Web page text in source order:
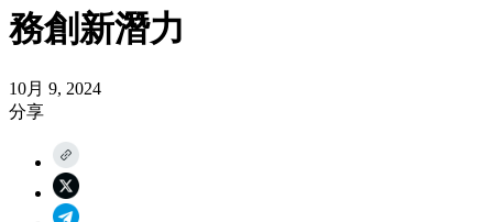
務創新潛力
10月 9, 2024
分享